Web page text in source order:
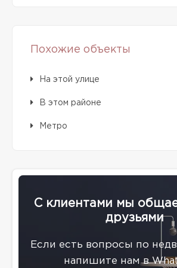
Похожие объекты
На этой улице
В этом районе
Метро
С клиентами мы
друзьями
Eсли есть вопросы по
напишите нам в